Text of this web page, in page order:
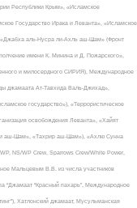
Республики Крым», «Исламское
Государство Ирака и Леванта», «Исламское
«Джабха аль-Нусра ли-Ахль аш-Шам» (Фронт
имени К. Минина и Д. Пожарского»,
и милосердного СИРИЯ), Международное
джамаата Ат-Тавхида Валь-Джихад»,
государство»), «Террористическое
освобождения Леванта», «Хайят
аш-Шам», «Тахрир аш-Шам»), «Ахлю Сунна
NS/WP Crew, Sparrows Crew/White Power,
Мальцевым В.В. из числа участников
“Джамаат “Красный пахарь”, Международное
Хатлонский джамаат, Мусульманская